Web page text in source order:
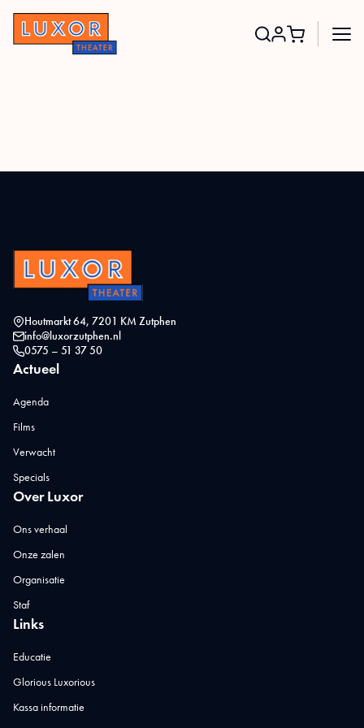
Houtmarkt 64, 7201 KM Zutphen
info@luxorzutphen.nl
0575 – 51 37 50
Actueel
Agenda
Films
Verwacht
Specials
Over Luxor
Ons verhaal
Onze zalen
Organisatie
Staf
Links
Educatie
Glorious Luxorious
Kassa informatie